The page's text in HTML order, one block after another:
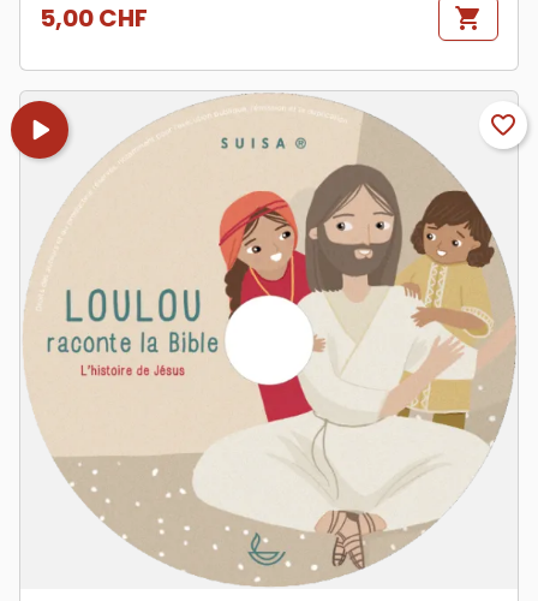
Prix
5,00 CHF shopping_cart
play_arrow favorite_border